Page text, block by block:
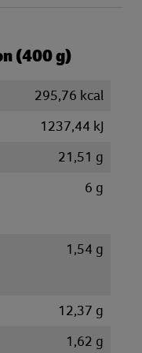
(400 g)
295,76 kcal
1237,44 kJ
21,51 g
6 g
1,54 g
12,37 g
1,62 g